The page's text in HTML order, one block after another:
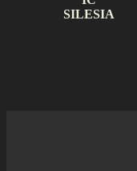
SILESIA